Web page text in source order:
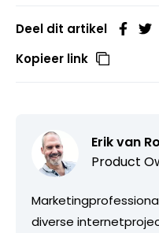
Deel dit artikel
Kopieer link
Erik van
Product
diverse